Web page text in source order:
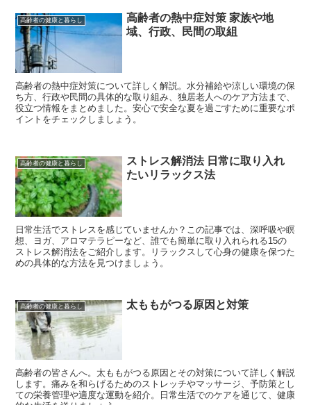
高齢者の健康と暮らし
高齢者の熱中症対策 家族や地
域、行政、民間の取組
高齢者の熱中症対策について詳しく解説。水分補給や涼しい環境の保
ち方、行政や民間の具体的な取り組み、独居老人へのケア方法まで、
役立つ情報をまとめました。安心で安全な夏を過ごすために重要なポ
イントをチェックしましょう。
高齢者の健康と暮らし
ストレス解消法 日常に取り入れ
たいリラックス法
日常生活でストレスを感じていませんか？この記事では、深呼吸や瞑
想、ヨガ、アロマテラピーなど、誰でも簡単に取り入れられる15の
ストレス解消法をご紹介します。リラックスして心身の健康を保つた
めの具体的な方法を見つけましょう。
高齢者の健康と暮らし 太ももがつる原因と対策
高齢者の皆さんへ。太ももがつる原因とその対策について詳しく解説
します。痛みを和らげるためのストレッチやマッサージ、予防策とし
ての栄養管理や適度な運動を紹介。日常生活でのケアを通じて、健康